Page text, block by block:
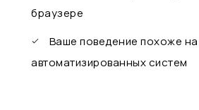
браузере
Ваше поведение похоже
автоматизированных систем